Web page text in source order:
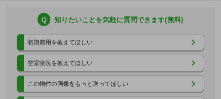
Q 知りたいことを気軽に質問できます(無料)
初期費用を教えてほしい
空室状況を教えてほしい
この物件の画像をもっと送ってほしい